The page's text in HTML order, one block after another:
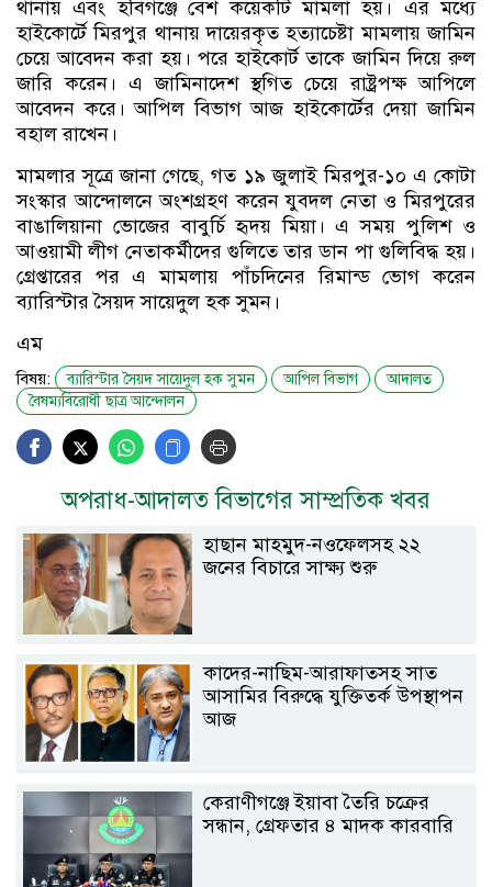
থানায় এবং হবিগঞ্জে বেশ কয়েকটি মামলা হয়। এর মধ্যে
হাইকোর্টে মিরপুর থানায় দায়েরকৃত হত্যাচেষ্টা মামলায় জামিন
চেয়ে আবেদন করা হয়। পরে হাইকোর্ট তাকে জামিন দিয়ে রুল
জারি করেন। এ জামিনাদেশ স্থগিত চেয়ে রাষ্ট্রপক্ষ আপিলে
আবেদন করে। আপিল বিভাগ আজ হাইকোর্টের দেয়া জামিন
বহাল রাখেন।
মামলার সূত্রে জানা গেছে, গত ১৯ জুলাই মিরপুর-১০ এ কোটা
সংস্কার আন্দোলনে অংশগ্রহণ করেন যুবদল নেতা ও মিরপুরের
বাঙালিয়ানা ভোজের বাবুর্চি হৃদয় মিয়া। এ সময় পুলিশ ও
আওয়ামী লীগ নেতাকর্মীদের গুলিতে তার ডান পা গুলিবিদ্ধ হয়।
গ্রেপ্তারের পর এ মামলায় পাঁচদিনের রিমান্ড ভোগ করেন
ব্যারিস্টার সৈয়দ সায়েদুল হক সুমন।
এম
বিষয়: ব্যারিস্টার সৈয়দ সায়েদুল হক সুমন আপিল বিভাগ
আদালত
বৈষম্যবিরোধী ছাত্র আন্দোলন
অপরাধ-আদালত বিভাগের সাম্প্রতিক খবর
হাছান মাহমুদ-নওফেলসহ ২২
জনের বিচারে সাক্ষ্য শুরু
কাদের-নাছিম-আরাফাতসহ সাত
আসামির বিরুদ্ধে যুক্তিতর্ক উপস্থাপন
আজ
কেরাণীগঞ্জে ইয়াবা তৈরি চক্রের
সন্ধান, গ্রেফতার ৪ মাদক কারবারি